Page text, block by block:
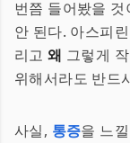
번쯤 들어봤을
안 된다. 아스피
리고왜 그렇게
위해서라도 반드
사실, 통증을 느